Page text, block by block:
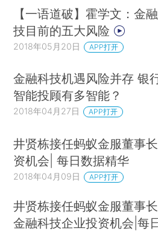
【一语道破】霍学文：金
技目前的五大风险
2018年05月20日 APP打开
金融科技机遇风险并存 银
智能投顾有多智能？
2018年04月27日 APP打开
井贤栋接任蚂蚁金服董事
资机会| 每日数据精华
2018年04月09日 APP打开
井贤栋接任蚂蚁金服董事长
金融科技企业投资机会|每